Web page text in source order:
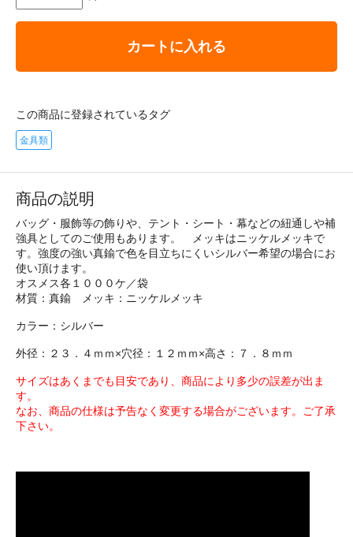
カートに入れる
この商品に登録されているタグ
金具類
商品の説明
バッグ・服飾等の飾りや、テント・シート・幕などの紐通しや補
強具としてのご使用もあります。 メッキはニッケルメッキで
す。強度の強い真鍮で色を目立ちにくいシルバー希望の場合にお
使い頂けます。
オスメス各１０００ケ／袋
材質：真鍮 メッキ：ニッケルメッキ
カラー：シルバー
外径：２３．４ｍｍ×穴径：１２ｍｍ×高さ：７．８ｍｍ
サイズはあくまでも目安であり、商品により多少の誤差が出ま
す。
なお、商品の仕様は予告なく変更する場合がございます。ご了承
下さい。